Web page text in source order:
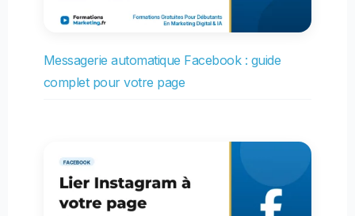
Messagerie automatique Facebook : guide
complet pour votre page